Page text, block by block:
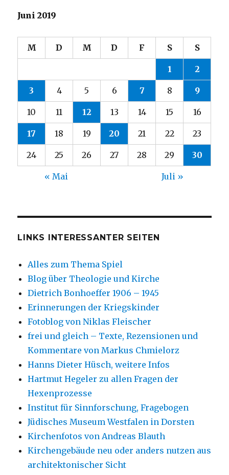
Juni 2019
M D M D F S S
1 2
3 4 5 6 7 8 9
10 11 12 13 14 15 16
17 18 19 20 21 22 23
24 25 26 27 28 29 30
« Mai Juli »
LINKS INTERESSANTER SEITEN
Alles zum Thema Spiel
Blog über Theologie und Kirche
Dietrich Bonhoeffer 1906 – 1945
Erinnerungen der Kriegskinder
Fotoblog von Niklas Fleischer
frei und gleich – Texte, Rezensionen und
Kommentare von Markus Chmielorz
Hanns Dieter Hüsch, weitere Infos
Hartmut Hegeler zu allen Fragen der
Hexenprozesse
Institut für Sinnforschung, Fragebogen
Jüdisches Museum Westfalen in Dorsten
Kirchenfotos von Andreas Blauth
Kirchengebäude neu oder anders nutzen aus
architektonischer Sicht